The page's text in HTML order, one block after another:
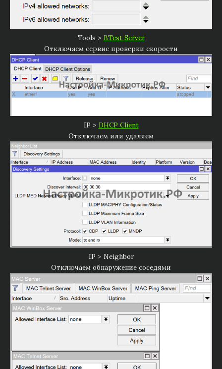
Tools > BTest Server
Отключаем сервис проверки скорости
IP > DHCP Client
Отключаем или удаляем
IP > Neighbor
Отключаем обнаружение соседями